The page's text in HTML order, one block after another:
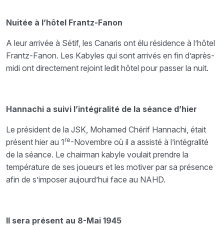
Nuitée à l’hôtel Frantz-Fanon
A leur arrivée à Sétif, les Canaris ont élu résidence à l’hôtel
Frantz-Fanon. Les Kabyles qui sont arrivés en fin d’après-
midi ont directement rejoint ledit hôtel pour passer la nuit.
Hannachi a suivi l’intégralité de la séance d’hier
Le président de la JSK, Mohamed Chérif Hannachi, était
présent hier au 1 re-Novembre où il a assisté à l’intégralité
de la séance. Le chairman kabyle voulait prendre la
température de ses joueurs et les motiver par sa présence
afin de s’imposer aujourd’hui face au NAHD.
Il sera présent au 8-Mai 1945